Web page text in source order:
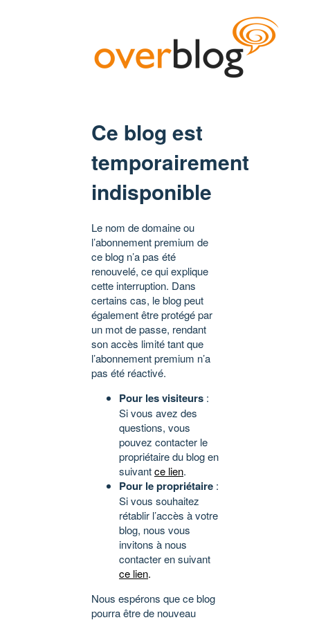
Ce blog est
temporairement
indisponible
Le nom de domaine ou
l’abonnement premium de
ce blog n’a pas été
renouvelé, ce qui explique
cette interruption. Dans
certains cas, le blog peut
également être protégé par
un mot de passe, rendant
son accès limité tant que
l’abonnement premium n’a
pas été réactivé.
Pour les visiteurs :
Si vous avez des
questions, vous
pouvez contacter le
propriétaire du blog en
suivantce lien.
Pour le propriétaire :
Si vous souhaitez
rétablir l’accès à votre
blog, nous vous
invitons à nous
contacter en suivant
ce lien.
Nous espérons que ce blog
pourra être de nouveau